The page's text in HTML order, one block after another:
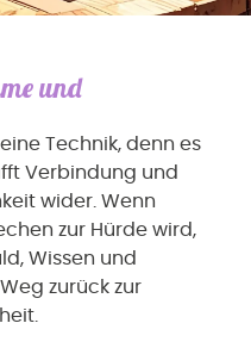
und
Technik, denn es
Verbindung und
wider. Wenn
zur Hürde wird,
Wissen und
zurück zur